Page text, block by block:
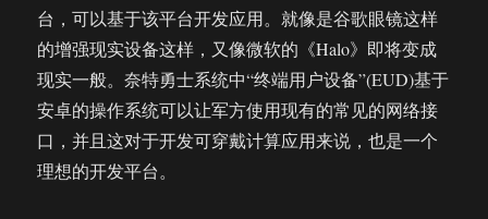
台，可以基于该平台开发应用。就像是谷歌眼镜这样
的增强现实设备这样，又像微软的《Halo》即将变成
现实一般。奈特勇士系统中“终端用户设备”(EUD)基于
安卓的操作系统可以让军方使用现有的常见的网络接
口，并且这对于开发可穿戴计算应用来说，也是一个
理想的开发平台。